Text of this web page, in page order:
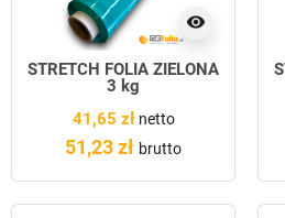
visibility
STRETCH FOLIA ZIELONA
3 kg
41,65 złnetto
51,23 zł brutto